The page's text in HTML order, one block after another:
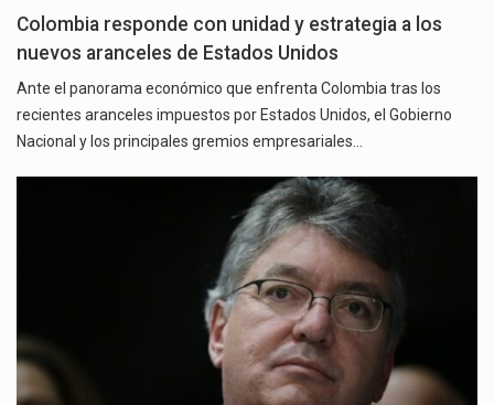
Colombia responde con unidad y estrategia a los
nuevos aranceles de Estados Unidos
Ante el panorama económico que enfrenta Colombia tras los
recientes aranceles impuestos por Estados Unidos, el Gobierno
Nacional y los principales gremios empresariales…